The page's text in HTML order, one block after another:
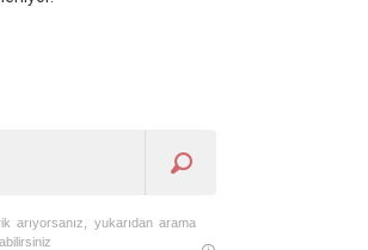
arıyorsanız, yukarıdan arama